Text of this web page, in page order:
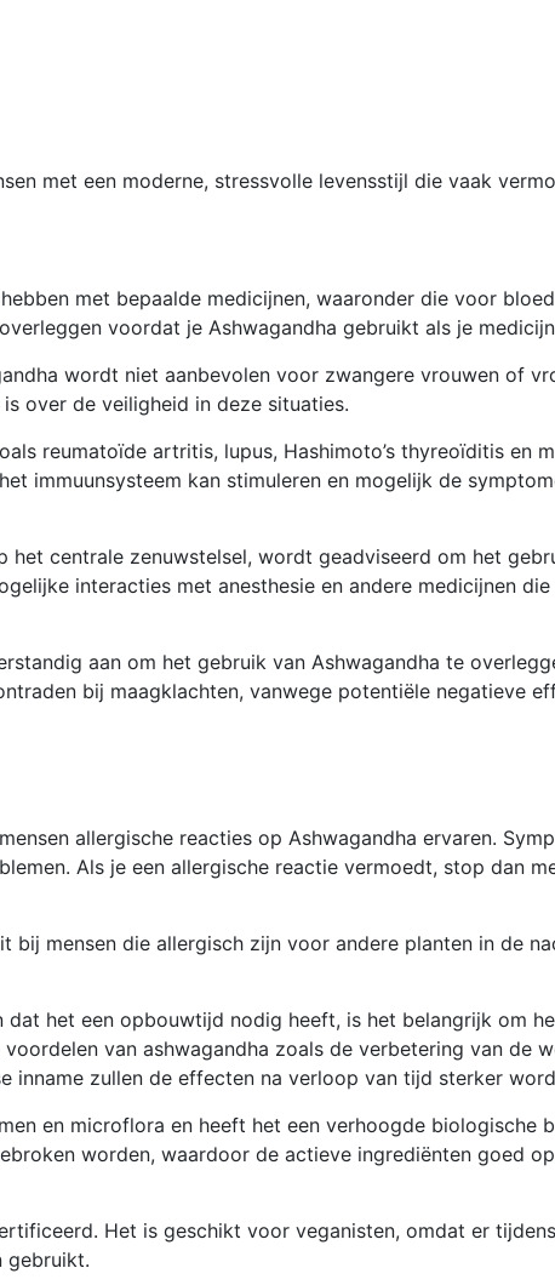
met een moderne, stressvolle levensstijl die vaak
met bepaalde medicijnen, waaronder die voor
voordat je Ashwagandha gebruikt als je
wordt niet aanbevolen voor zwangere vrouwen of
over de veiligheid in deze situaties.
reumatoïde artritis, lupus, Hashimoto’s thyreoïditis en
immuunsysteem kan stimuleren en mogelijk de
het centrale zenuwstelsel, wordt geadviseerd om het
interacties met anesthesie en andere medicijnen
aan om het gebruik van Ashwagandha te
bij maagklachten, vanwege potentiële negatieve
allergische reacties op Ashwagandha ervaren.
Als je een allergische reactie vermoedt, stop dan
bij mensen die allergisch zijn voor andere planten in de
het een opbouwtijd nodig heeft, is het belangrijk om
van ashwagandha zoals de verbetering van de
inname zullen de effecten na verloop van tijd sterker
en microflora en heeft het een verhoogde biologische
worden, waardoor de actieve ingrediënten goed
Het is geschikt voor veganisten, omdat er
gebruikt.